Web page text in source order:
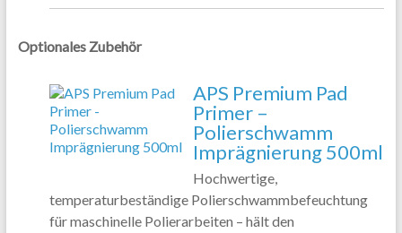
Optionales Zubehör
APS Premium Pad
Primer –
Polierschwamm
Imprägnierung 500ml
Hochwertige,
temperaturbeständige Polierschwammbefeuchtung
für maschinelle Polierarbeiten – hält den